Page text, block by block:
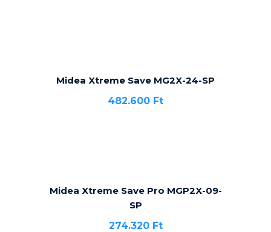
Midea Xtreme Save MG2X-24-SP
482.600 Ft
Midea Xtreme Save Pro MGP2X-09-
SP
274.320 Ft